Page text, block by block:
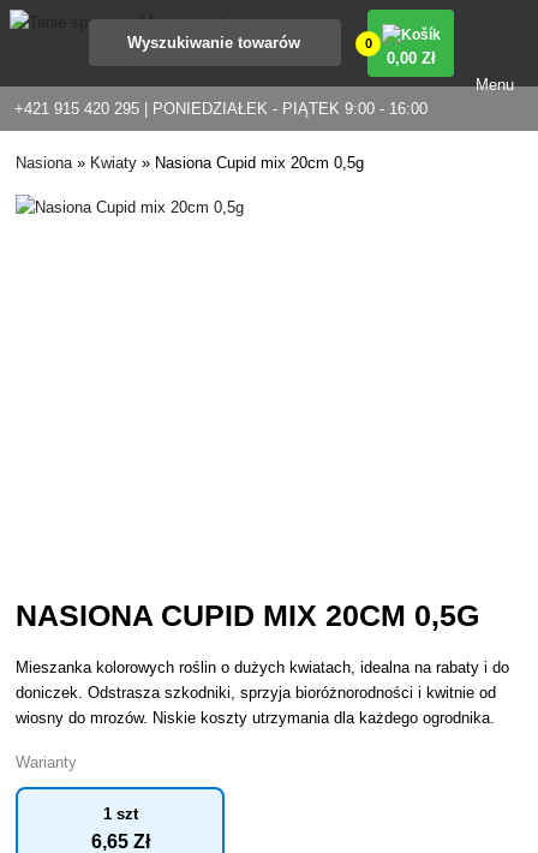
+421 915 420 295 | PONIEDZIAŁEK - PIĄTEK 9:00 - 16:00
0
0,00 Zł
Menu
Nasiona» Kwiaty » Nasiona Cupid mix 20cm 0,5g
NASIONA CUPID MIX 20CM 0,5G
Mieszanka kolorowych roślin o dużych kwiatach, idealna na rabaty i do
doniczek. Odstrasza szkodniki, sprzyja bioróżnorodności i kwitnie od
wiosny do mrozów. Niskie koszty utrzymania dla każdego ogrodnika.
Warianty
1 szt
6,65 Zł